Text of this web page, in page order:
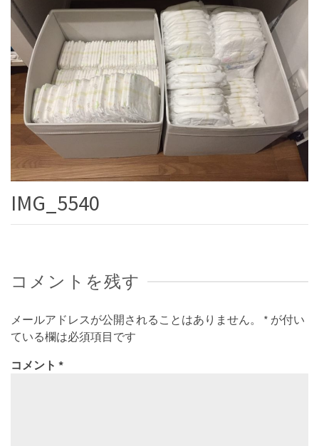
IMG_5540
コメントを残す
メールアドレスが公開されることはありません。 * が付い
ている欄は必須項目です
コメント *